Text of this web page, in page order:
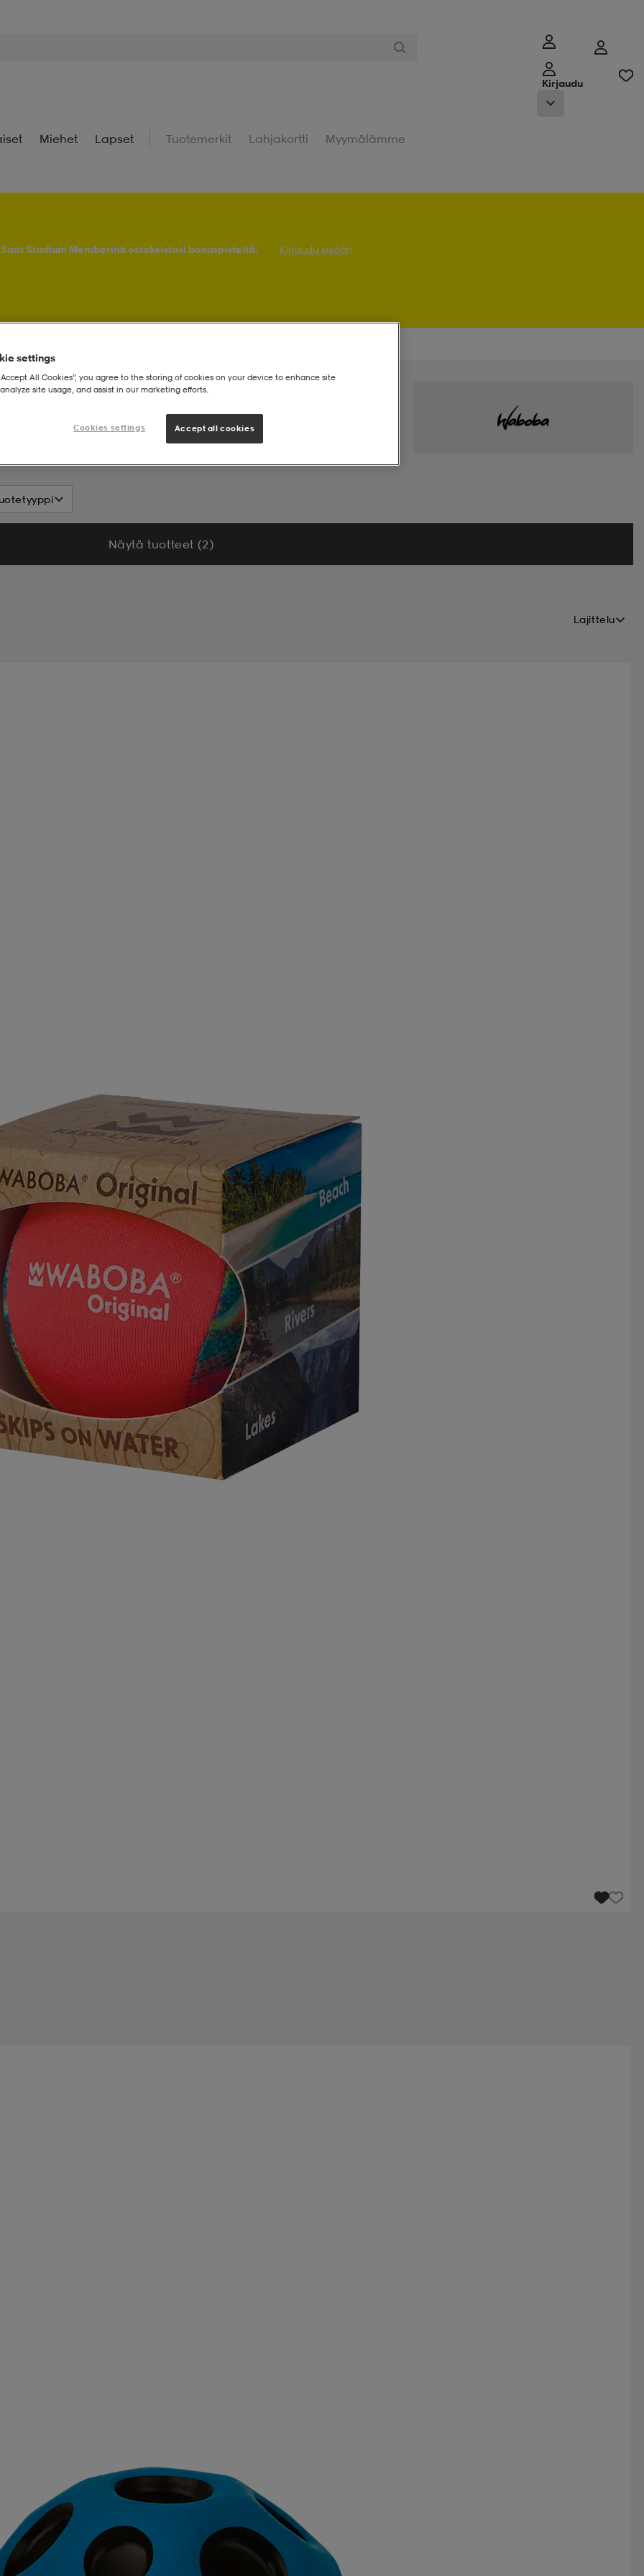
Kirjaudu
Miehet Lapset Tuotemerkit Lahjakortti Myymälämme
Saat Stadium Memberinä ostoksistasi bonuspisteitä. Kirjaudu sisään
Näytä tuotteet (2)
Lajittelu
settings
All Cookies”, you agree to the storing of cookies on your device to enhance site
site usage, and assist in our marketing efforts.
Cookies settings Accept all cookies